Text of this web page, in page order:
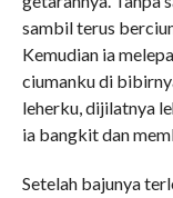
sambil terus
Kemudian ia
ciumanku di
leherku, dijilatnya
ia bangkit dan
Setelah bajunya